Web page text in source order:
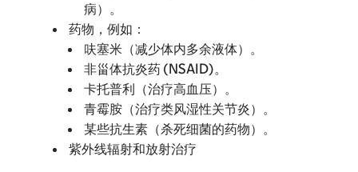
病）。
药物，例如：
呋塞米（减少体内多余液体）。
非甾体抗炎药 (NSAID)。
卡托普利（治疗高血压）。
青霉胺（治疗类风湿性关节炎）。
某些抗生素（杀死细菌的药物）。
紫外线辐射和放射治疗